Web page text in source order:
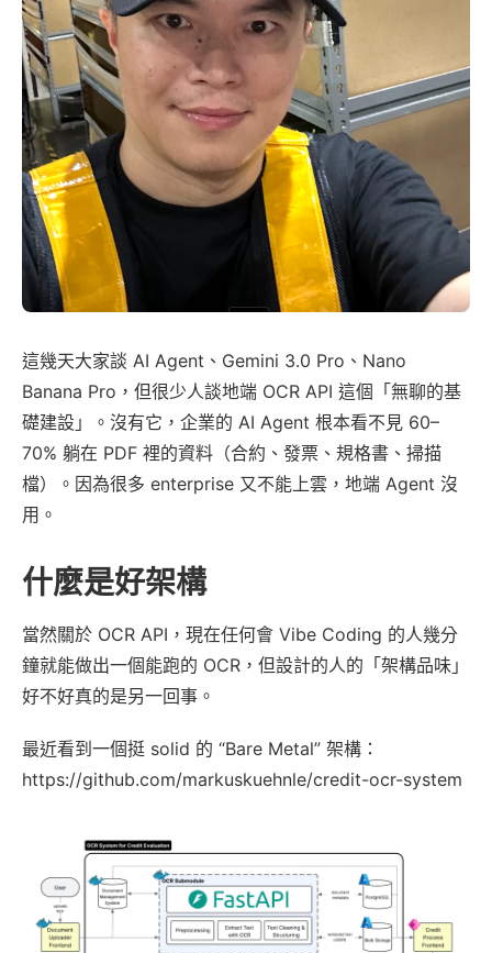
這幾天大家談 AI Agent、Gemini 3.0 Pro、Nano
Banana Pro，但很少人談地端 OCR API 這個「無聊的基
礎建設」。沒有它，企業的 AI Agent 根本看不見 60–
70% 躺在 PDF 裡的資料（合約、發票、規格書、掃描
檔）。因為很多 enterprise 又不能上雲，地端 Agent 沒
用。
什麼是好架構
當然關於 OCR API，現在任何會 Vibe Coding 的人幾分
鐘就能做出一個能跑的 OCR，但設計的人的「架構品味」
好不好真的是另一回事。
最近看到一個挺 solid 的 “Bare Metal” 架構：
https://github.com/markuskuehnle/credit-ocr-system